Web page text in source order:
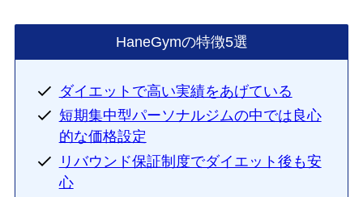
HaneGymの特徴5選
ダイエットで高い実績をあげている
短期集中型パーソナルジムの中では良心
的な価格設定
リバウンド保証制度でダイエット後も安
心